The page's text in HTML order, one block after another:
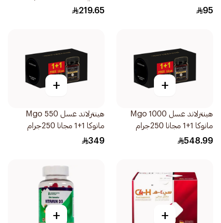
95
219.65
+
هينترلاند عسل 1000 Mgo
مانوكا 1+1 مجانا 250جرام
548.99
+
هينترلاند عسل 550 Mgo
مانوكا 1+1 مجانا 250جرام
349
+
+